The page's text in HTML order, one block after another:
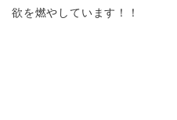
欲を燃やしています！！